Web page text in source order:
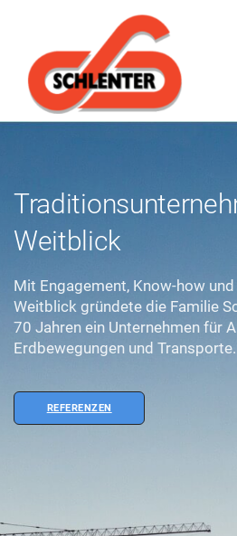
Weitblick
Mit Engagement, Know-how
Weitblick gründete die Familie
70 Jahren ein Unternehmen für
Erdbewegungen und
REFERENZEN